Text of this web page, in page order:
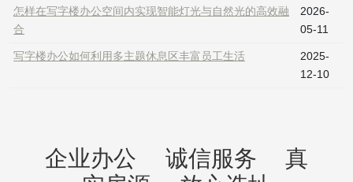
怎样在写字楼办公空间内实现智能灯光与自然光的高效融
合
2026-
05-11
写字楼办公如何利用多主题休息区丰富员工生活
2025-
12-10
企业办公 诚信服务
真